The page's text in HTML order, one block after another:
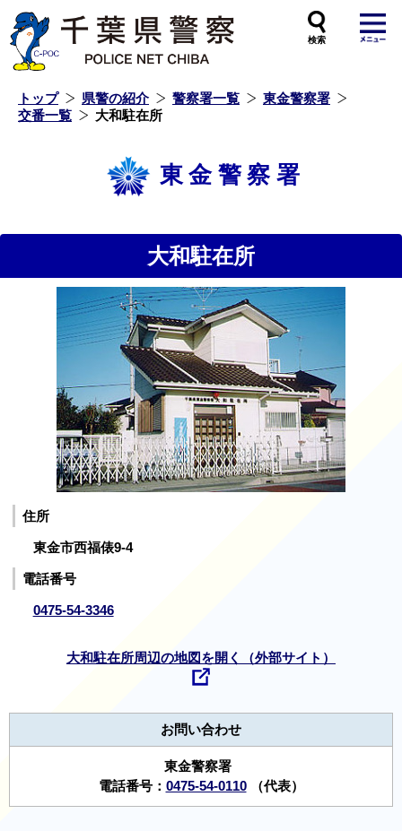
トップ 県警の紹介 警察署一覧
東金警察署
交番一覧
大和駐在所
東金警察署
大和駐在所
住所
東金市西福俵9-4
電話番号
0475-54-3346
大和駐在所周辺の地図を開く（外部サイト）
お問い合わせ
東金警察署
電話番号： 0475-54-0110（代表）